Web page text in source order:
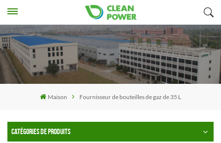
Maison Fournisseur de bouteilles de gaz de 35 L
CATÉGORIES DE PRODUITS